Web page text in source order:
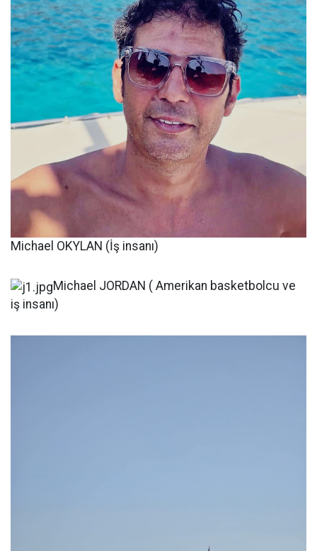
Michael OKYLAN (İş insanı)
Michael JORDAN ( Amerikan basketbolcu ve
iş insanı)